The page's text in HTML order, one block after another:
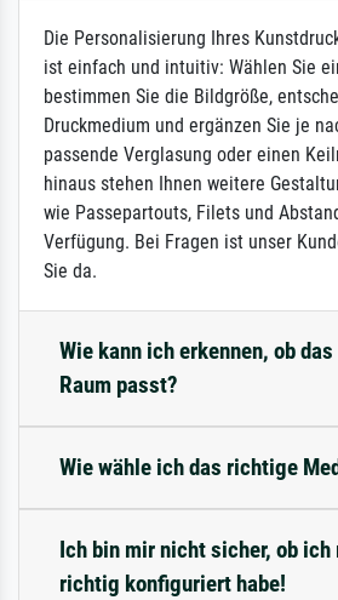
Die Personalisierung Ihres
ist einfach und intuitiv: Wählen Sie
bestimmen Sie die Bildgröße,
Druckmedium und ergänzen Sie je
passende Verglasung oder einen
hinaus stehen Ihnen weitere
wie Passepartouts, Filets und
Verfügung. Bei Fragen ist unser
Sie da.
Wie kann ich erkennen, ob
Raum passt?
Wie wähle ich das richtige
Ich bin mir nicht sicher, ob ich
richtig konfiguriert habe!